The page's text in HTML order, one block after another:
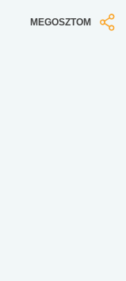
MEGOSZTOM